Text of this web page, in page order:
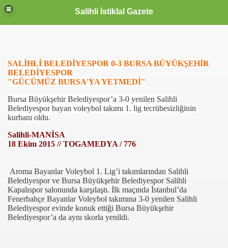
Salihli İstiklal Gazete
SALİHLİ BELEDİYESPOR 0-3 BURSA BÜYÜKŞEHİR
BELEDİYESPOR
"GÜCÜMÜZ BURSA'YA YETMEDİ"
Bursa Büyükşehir Belediyespor’a 3-0 yenilen Salihli
Belediyespor bayan voleybol takımı 1. lig tecrübesizliğinin
kurbanı oldu.
Salihli-MANİSA
18 Ekim 2015 // TOGAMEDYA / 776
Aroma Bayanlar Voleybol 1. Lig’i takımlarından Salihli
Belediyespor ve Bursa Büyükşehir Belediyespor Salihli
Kapalıspor salonunda karşılaştı. İlk maçında İstanbul’da
Fenerbahçe Bayanlar Voleybol takımına 3-0 yenilen Salihli
Belediyespor evinde konuk ettiği Bursa Büyükşehir
Belediyespor’a da aynı skorla yenildi.